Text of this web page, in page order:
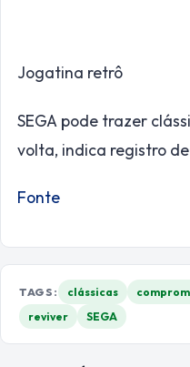
Jogatina retrô
SEGA pode trazer
volta, indica registro
Fonte
TAGS: clássicas
reviver
SEGA